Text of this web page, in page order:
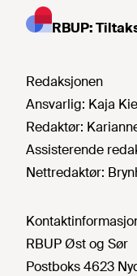
RBUP:
Redaksjonen
Ansvarlig: Kaja
Redaktør:
Assisterende
Nettredaktør:
RBUP Øst og Sør
Postboks 4623